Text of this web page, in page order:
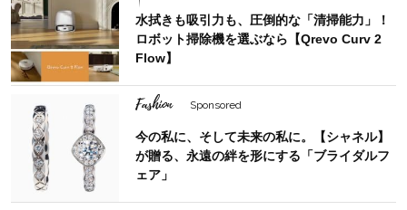
水拭きも吸引力も、圧倒的な「清掃能力」！
ロボット掃除機を選ぶなら【Qrevo Curv 2
Flow】
Fashion Sponsored
今の私に、そして未来の私に。【シャネル】
が贈る、永遠の絆を形にする「ブライダルフ
ェア」